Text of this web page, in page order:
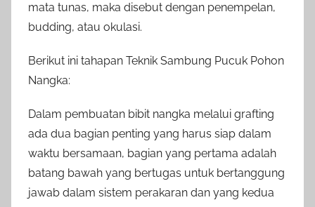
mata tunas, maka disebut dengan penempelan,
budding, atau okulasi.
Berikut ini tahapan Teknik Sambung Pucuk Pohon
Nangka:
Dalam pembuatan bibit nangka melalui grafting
ada dua bagian penting yang harus siap dalam
waktu bersamaan, bagian yang pertama adalah
batang bawah yang bertugas untuk bertanggung
jawab dalam sistem perakaran dan yang kedua